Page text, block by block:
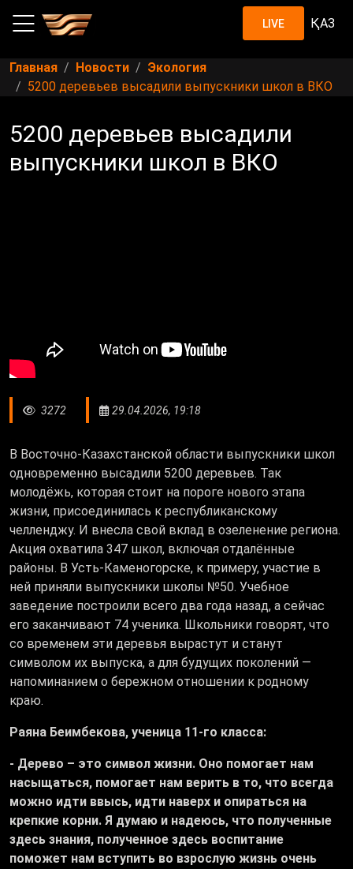
LIVE ҚАЗ
Главная Новости
Экология
5200 деревьев высадили выпускники школ в ВКО
5200 деревьев высадили
выпускники школ в ВКО
3272 29.04.2026, 19:18
В Восточно-Казахстанской области выпускники школ
одновременно высадили 5200 деревьев. Так
молодёжь, которая стоит на пороге нового этапа
жизни, присоединилась к республиканскому
челленджу. И внесла свой вклад в озеленение региона.
Акция охватила 347 школ, включая отдалённые
районы. В Усть-Каменогорске, к примеру, участие в
ней приняли выпускники школы №50. Учебное
заведение построили всего два года назад, а сейчас
его заканчивают 74 ученика. Школьники говорят, что
со временем эти деревья вырастут и станут
символом их выпуска, а для будущих поколений —
напоминанием о бережном отношении к родному
краю.
Раяна Беимбекова, ученица 11-го класса:
- Дерево – это символ жизни. Оно помогает нам
насыщаться, помогает нам верить в то, что всегда
можно идти ввысь, идти наверх и опираться на
крепкие корни. Я думаю и надеюсь, что полученные
здесь знания, полученное здесь воспитание
поможет нам вступить во взрослую жизнь очень